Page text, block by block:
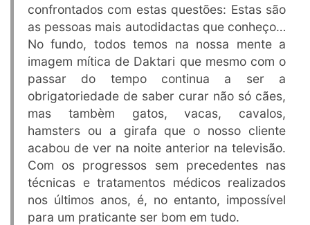
confrontados com estas questões: Estas são
as pessoas mais autodidactas que conheço…
No fundo, todos temos na nossa mente a
imagem mítica de Daktari que mesmo com o
passar do tempo continua a ser a
obrigatoriedade de saber curar não só cães,
mas tambèm gatos, vacas, cavalos,
hamsters ou a girafa que o nosso cliente
acabou de ver na noite anterior na televisão.
Com os progressos sem precedentes nas
técnicas e tratamentos médicos realizados
nos últimos anos, é, no entanto, impossível
para um praticante ser bom em tudo.